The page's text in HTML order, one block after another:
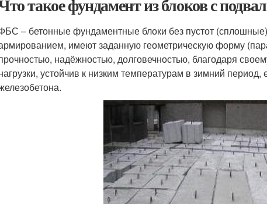
такое фундамент из блоков с
– бетонные фундаментные блоки без пустот
имеют заданную геометрическую форму
надёжностью, долговечностью, благодаря
устойчив к низким температурам в зимний